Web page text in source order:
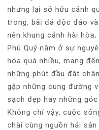
nhưng lại sở hữu cảnh
trong, bãi đá độc đáo
nên khung cảnh hài
Phú Quý nằm ở sự
hóa quá nhiều, mang
những phút đầu đặt
gặp những cung đường
sạch đẹp hay những
Không chỉ vậy, cuộc
chài cùng nguồn hải